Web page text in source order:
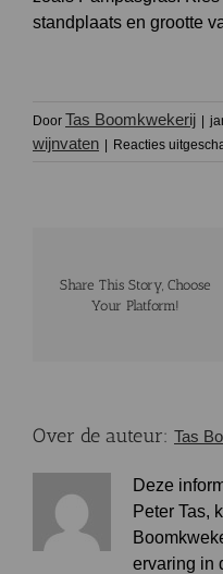
standplaats en grootte
Door Tas Boomkwekerij
wijnvaten
Reacties
Share This Story, Choose
Your Platform!
Over de auteur: Tas
Deze
Peter Tas,
ervaring in